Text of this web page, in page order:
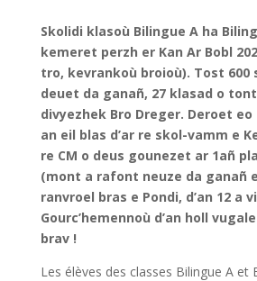
Skolidi klasoù Bilingue A ha
kemeret perzh er Kan Ar Bobl
tro, kevrankoù broioù). Tost 600
deuet da ganañ, 27 klasad o
divyezhek Bro Dreger. Deroet
an eil blas d’ar re skol-vamm e
re CM o deus gounezet ar 1añ
(mont a rafont neuze da ganañ
ranvroel bras e Pondi, d’an 12 a
Gourc’hemennoù d’an holl
brav !
Les élèves des classes Bilingue A et